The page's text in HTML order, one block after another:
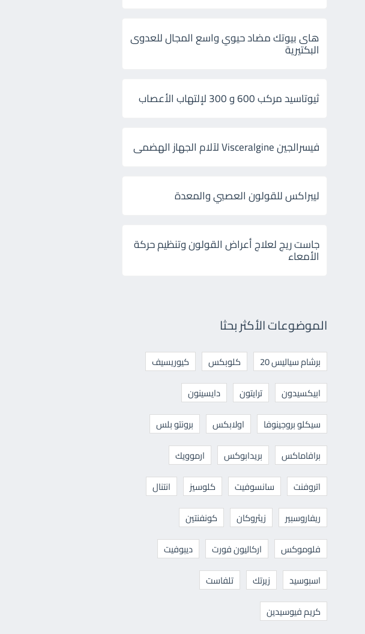
هاى بيوتك مضاد حيوي واسع المجال للعدوى
البكتيرية
ثيوتاسيد مركب 600 و 300 لإلتهاب الأعصاب
فيسرالجين Visceralgine لآلام الجهاز الهضمى
ليبراكس للقولون العصبي والمعدة
جاست ريج لعلاج أعراض القولون وتنظيم حركة
الأمعاء
الموضوعات الأكثر بحثا
برشام سياليس 20 كلوبكس
كيوريسيف
ابيكسيدون
ترايتون
دايسينون
سيكلو بروجينوفا
اولابكس
برونتو بلس
برافاماكس
بريدابوكس
ارموويك
اتروفنت
سانسوفيت كلوسيز
انتنال
ريفاروسبير
زيثروكان
كونفنتين
فلوموكس
اركاليون فورت
ديبوفيت
اسبوسيد
زيرتك
تلفاست
كريم فيوسيدين